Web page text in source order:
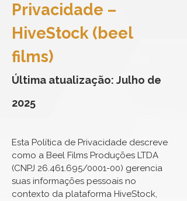
Privacidade –
HiveStock (beel
films)
Última atualização: Julho de
2025
Esta Política de Privacidade descreve
como a Beel Films Produções LTDA
(CNPJ 26.461.695/0001-00) gerencia
suas informações pessoais no
contexto da plataforma HiveStock,